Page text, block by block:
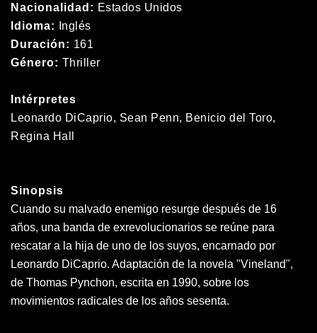
Nacionalidad: Estados Unidos
Idioma:
Inglés
Duración: 161
Género: Thriller
Intérpretes
Leonardo DiCaprio, Sean Penn, Benicio del Toro,
Regina Hall
Sinopsis
Cuando su malvado enemigo resurge después de 16
años, una banda de exrevolucionarios se reúne para
rescatar a la hija de uno de los suyos, encarnado por
Leonardo DiCaprio. Adaptación de la novela "Vineland",
de Thomas Pynchon, escrita en 1990, sobre los
movimientos radicales de los años sesenta.